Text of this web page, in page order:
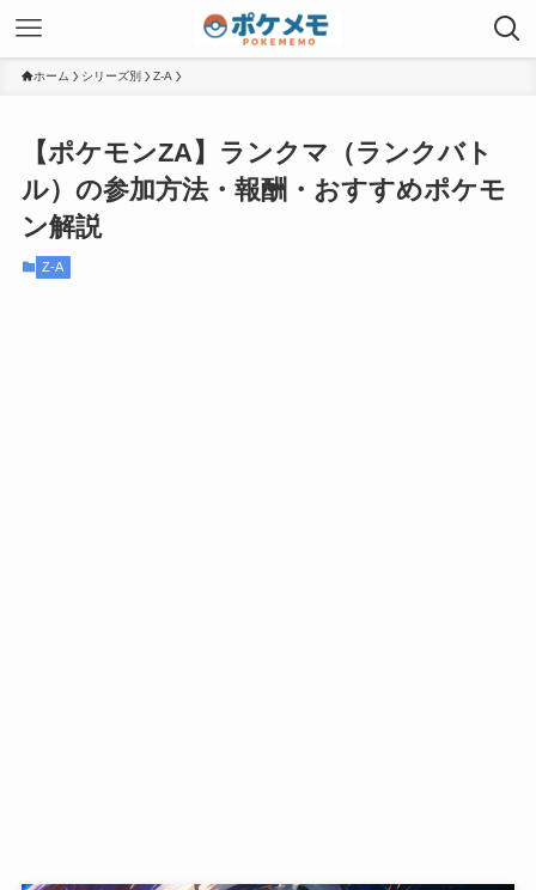
ホーム シリーズ別 Z-A
【ポケモンZA】ランクマ（ランクバト
ル）の参加方法・報酬・おすすめポケモ
ン解説
Z-A